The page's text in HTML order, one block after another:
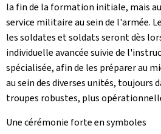
la fin de la formation initiale, mais
service militaire au sein de l'armée.
les soldates et soldats seront dès
individuelle avancée suivie de
spécialisée, afin de les préparer au
au sein des diverses unités, toujours
troupes robustes, plus
Une cérémonie forte en symboles